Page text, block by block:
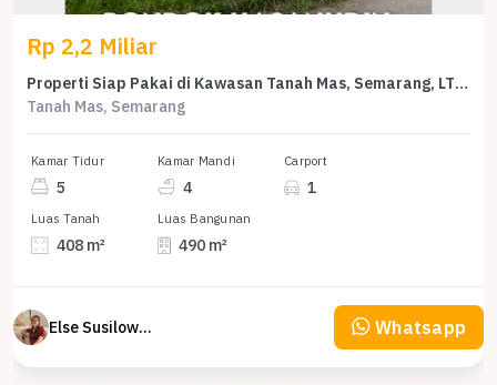
Rp 2,2 Miliar
Properti Siap Pakai di Kawasan Tanah Mas, Semarang, LT 408m²
Tanah Mas, Semarang
Kamar Tidur
5
Kamar Mandi
4
Carport
1
Luas Tanah
408 m²
Luas Bangunan
490 m²
Else Susilowaty Whatsapp